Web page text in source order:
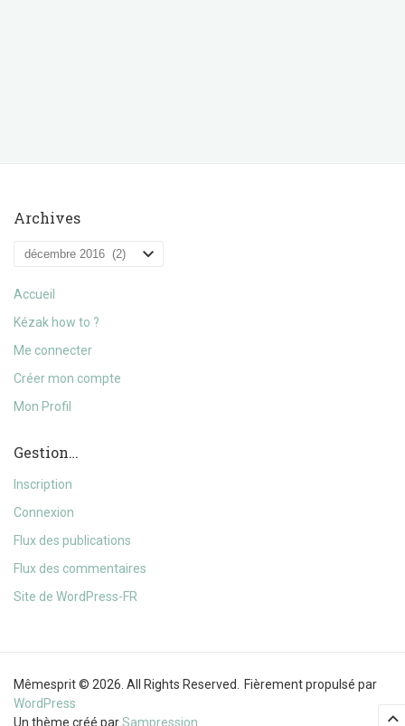
Archives
Archives
Accueil
Kézak how to ?
Me connecter
Créer mon compte
Mon Profil
Gestion…
Inscription
Connexion
Flux des publications
Flux des commentaires
Site de WordPress-FR
Mêmesprit © 2026. All Rights Reserved.
Fièrement propulsé par
WordPress
Un thème créé parSampression